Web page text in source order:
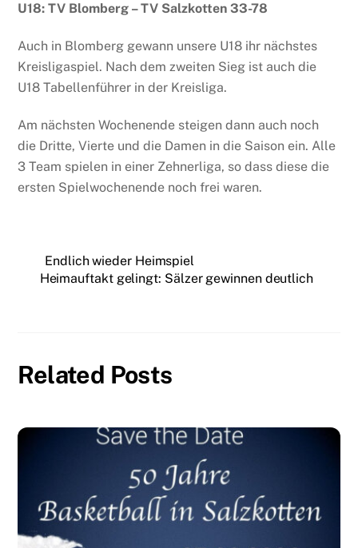
U18: TV Blomberg – TV Salzkotten 33-78
Auch in Blomberg gewann unsere U18 ihr nächstes
Kreisligaspiel. Nach dem zweiten Sieg ist auch die
U18 Tabellenführer in der Kreisliga.
Am nächsten Wochenende steigen dann auch noch
die Dritte, Vierte und die Damen in die Saison ein. Alle
3 Team spielen in einer Zehnerliga, so dass diese die
ersten Spielwochenende noch frei waren.
Endlich wieder Heimspiel
Heimauftakt gelingt: Sälzer gewinnen deutlich
Related Posts